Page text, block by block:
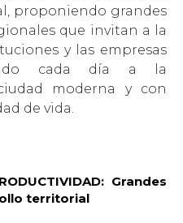
proponiendo grandes
que invitan a la
y las empresas
cada día a la
moderna y con
de vida.
Grandes
territorial